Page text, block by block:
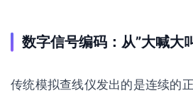
数字信号编码：从”大喊大
传统模拟查线仪发出的是连续的